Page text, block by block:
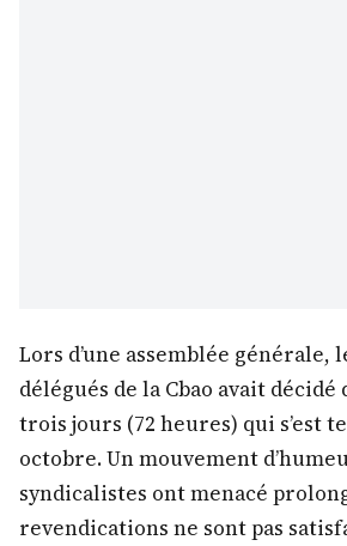
Lors d’une assemblée générale,
délégués de la Cbao avait décidé
trois jours (72 heures) qui s’est
octobre. Un mouvement
syndicalistes ont menacé
revendications ne sont pas